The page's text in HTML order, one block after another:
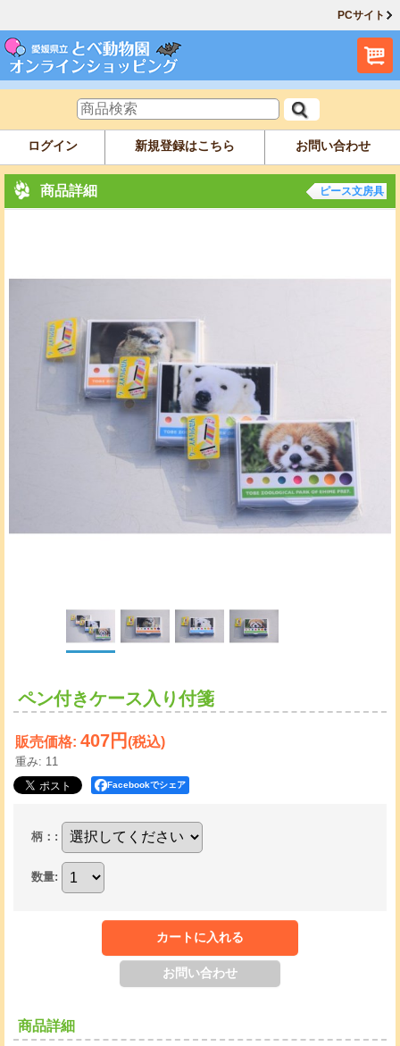
PCサイト
ログイン 新規登録はこちら お問い合わせ
商品詳細 ピース文房具
ペン付きケース入り付箋
販売価格: 407円(税込)
重み: 11
Facebookでシェア
柄： :
数量:
商品詳細